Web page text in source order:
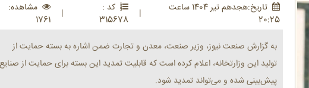
تاريخ:هجدهم تير 1404 ساعت
20:25
|
کد :
315678
|
مشاهده:
1761
به گزارش صنعت نیوز، وزیر صنعت، معدن و تجارت ضمن اشاره به بسته حمایت از
تولید این وزارتخانه، اعلام کرده است که قابلیت تمدید این بسته برای حمایت از صنایع
پیش‌بینی شده و می‌تواند تمدید شود.